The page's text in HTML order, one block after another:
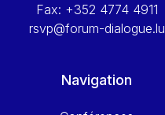
Fax: +352 4774 4911
rsvp@forum-dialogue.lu
Navigation